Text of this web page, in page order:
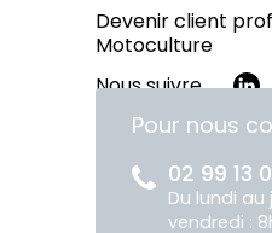
Devenir client
Motoculture
Nous suivre
Pour nous
02 99 13
Du lundi au
vendredi :